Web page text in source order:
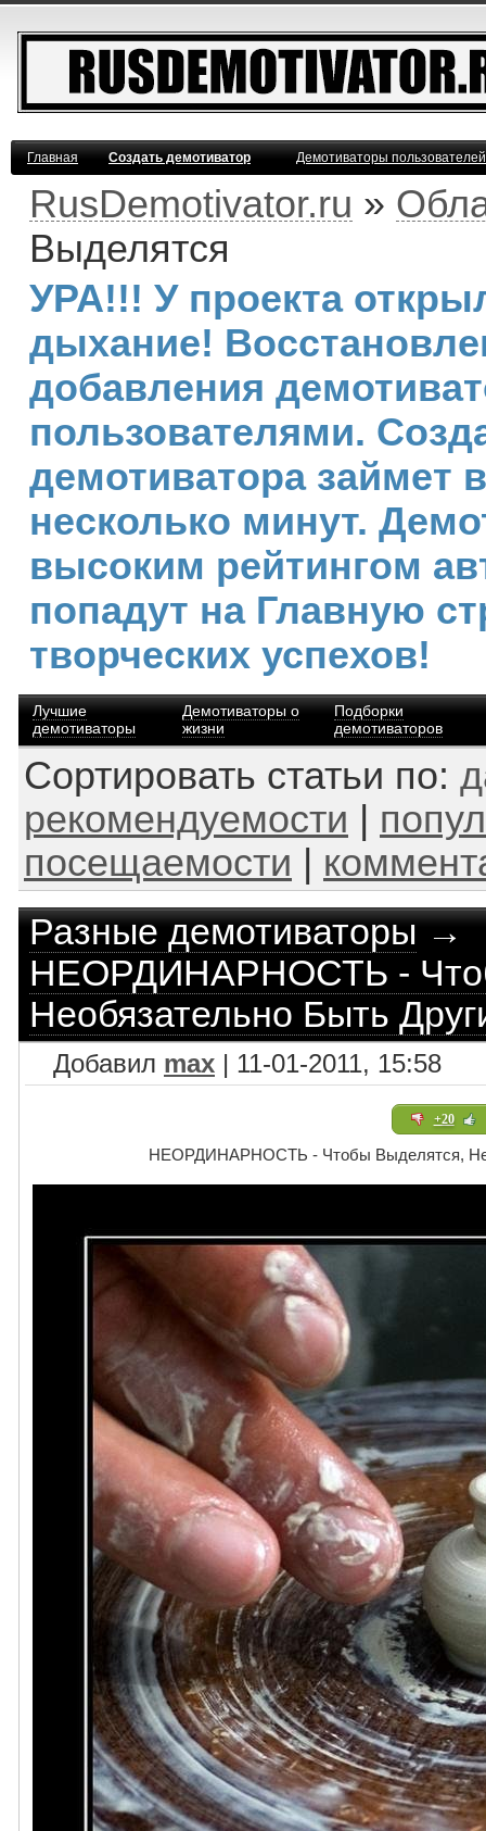
Главная Создать демотиватор Демотиваторы
RusDemotivator.ru »
Выделятся
УРА!!! У проекта
дыхание!
добавления
пользователями.
демотиватора займет
несколько минут.
высоким рейтингом
попадут на Главную
творческих успехов!
Лучшие
демотиваторы
Демотиваторы о
жизни
Подборки
демотиваторов
Сортировать статьи по:
рекомендуемости
посещаемости
Разные демотиваторы→
НЕОРДИНАРНОСТЬ -
Необязательно Быть
Добавил max | 11-01-2011, 15:58
+20
НЕОРДИНАРНОСТЬ - Чтобы Выделятся,